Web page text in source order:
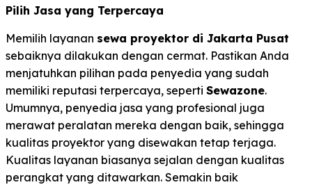
Pilih Jasa yang Terpercaya
Memilih layanan sewa proyektor di Jakarta Pusat
sebaiknya dilakukan dengan cermat. Pastikan Anda
menjatuhkan pilihan pada penyedia yang sudah
memiliki reputasi terpercaya, seperti Sewazone.
Umumnya, penyedia jasa yang profesional juga
merawat peralatan mereka dengan baik, sehingga
kualitas proyektor yang disewakan tetap terjaga.
Kualitas layanan biasanya sejalan dengan kualitas
perangkat yang ditawarkan. Semakin baik